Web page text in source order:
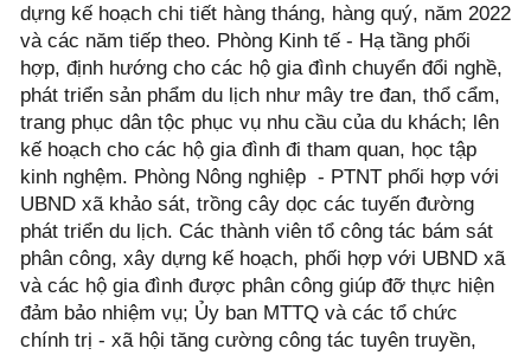
dựng kế hoạch chi tiết hàng tháng, hàng quý, năm 2022
và các năm tiếp theo. Phòng Kinh tế - Hạ tầng phối
hợp, định hướng cho các hộ gia đình chuyển đổi nghề,
phát triển sản phẩm du lịch như mây tre đan, thổ cẩm,
trang phục dân tộc phục vụ nhu cầu của du khách; lên
kế hoạch cho các hộ gia đình đi tham quan, học tập
kinh nghệm. Phòng Nông nghiệp - PTNT phối hợp với
UBND xã khảo sát, trồng cây dọc các tuyến đường
phát triển du lịch. Các thành viên tổ công tác bám sát
phân công, xây dựng kế hoạch, phối hợp với UBND xã
và các hộ gia đình được phân công giúp đỡ thực hiện
đảm bảo nhiệm vụ; Ủy ban MTTQ và các tổ chức
chính trị - xã hội tăng cường công tác tuyên truyền,